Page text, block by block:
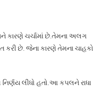
કારણે ચર્ચામાં છે.તેમના અલગ
છે. જેના કારણે તેમના ચાહકો
લીધો હતો.આ કપલને રાધા